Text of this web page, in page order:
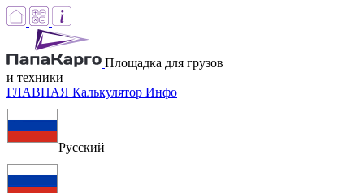
Площадка для грузов
и техники
ГЛАВНАЯ Калькулятор Инфо
Русский